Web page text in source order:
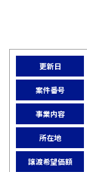
更新日
案件番号
事業内容
所在地
譲渡希望価額